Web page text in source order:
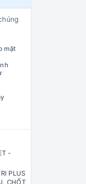
mật
-
PLUS
CHỐT